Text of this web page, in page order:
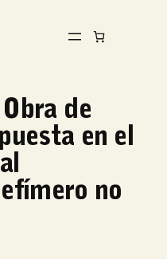
de
en el
no